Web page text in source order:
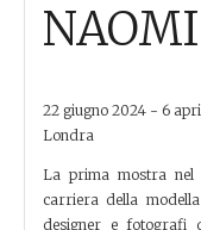
22 giugno 2024 - 6
Londra
La prima mostra nel
carriera della
designer e fotografi